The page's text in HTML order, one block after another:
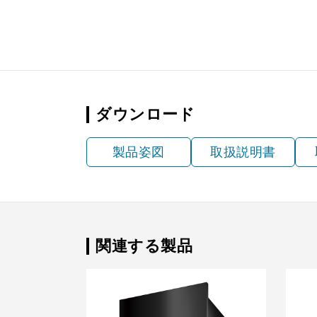
ダウンロード
製品姿図 取扱説明書
関連する製品